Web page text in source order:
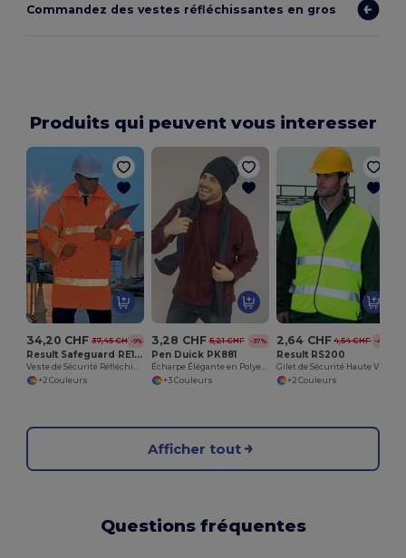
Commandez des vestes réfléchissantes en gros
Produits qui peuvent vous interesser
34,20 CHF 37,45 CHF-9%
Result Safeguard RE18A
Veste de Sécurité Réfléchissante Écologique
+2 Couleurs
3,28 CHF 5,21 CHF -37%
Pen Duick PK881
Écharpe Élégante en Polyester Lint-Free
+3 Couleurs
2,64 CHF 4,54 CHF -42%
Result RS200
+2 Couleurs
Afficher tout
Questions fréquentes